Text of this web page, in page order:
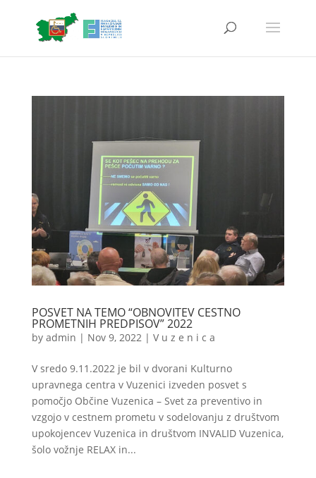
POSVET NA TEMO “OBNOVITEV CESTNO
PROMETNIH PREDPISOV” 2022
by admin | Nov 9, 2022 | V u z e n i c a
V sredo 9.11.2022 je bil v dvorani Kulturno
upravnega centra v Vuzenici izveden posvet s
pomočjo Občine Vuzenica – Svet za preventivo in
vzgojo v cestnem prometu v sodelovanju z društvom
upokojencev Vuzenica in društvom INVALID Vuzenica,
šolo vožnje RELAX in...